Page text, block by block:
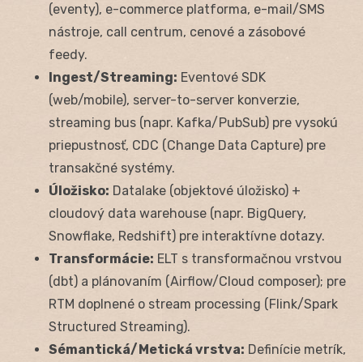
(eventy), e-commerce platforma, e-mail/SMS
nástroje, call centrum, cenové a zásobové
feedy.
Ingest/Streaming: Eventové SDK
(web/mobile), server-to-server konverzie,
streaming bus (napr. Kafka/PubSub) pre vysokú
priepustnosť, CDC (Change Data Capture) pre
transakčné systémy.
Úložisko: Datalake (objektové úložisko) +
cloudový data warehouse (napr. BigQuery,
Snowflake, Redshift) pre interaktívne dotazy.
Transformácie: ELT s transformačnou vrstvou
(dbt) a plánovaním (Airflow/Cloud composer); pre
RTM doplnené o stream processing (Flink/Spark
Structured Streaming).
Sémantická/Metická vrstva: Definície metrík,